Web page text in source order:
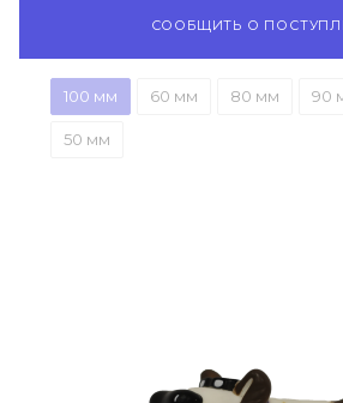
СООБЩИТЬ О
100 мм 60 мм 80 мм 90
50 мм